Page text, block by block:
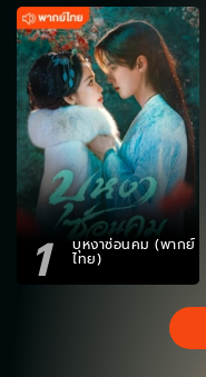
1 บุหงาซ่อนคม (พากย์
ไทย)